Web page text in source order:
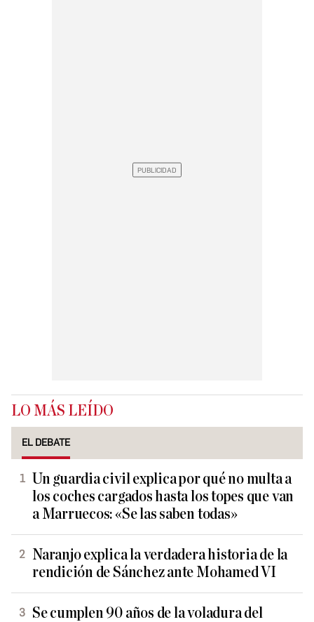
LO MÁS LEÍDO
EL DEBATE
Un guardia civil explica por qué no multa a
los coches cargados hasta los topes que van
a Marruecos: «Se las saben todas»
Naranjo explica la verdadera historia de la
rendición de Sánchez ante Mohamed VI
Se cumplen 90 años de la voladura del